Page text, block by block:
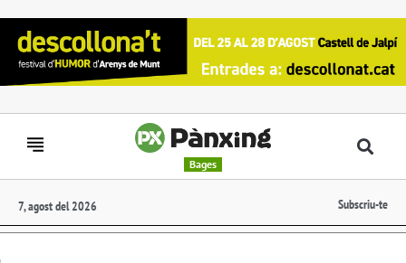
Bages
7, agost del 2026 Subscriu-te